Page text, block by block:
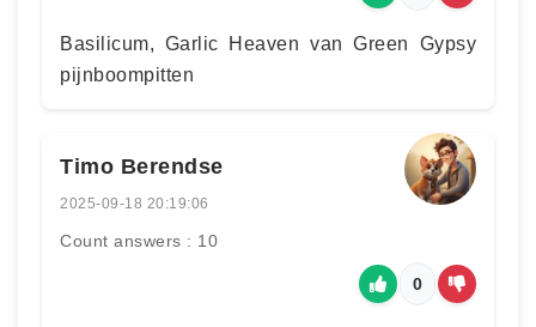
Basilicum, Garlic Heaven van Green Gypsy
pijnboompitten
Timo Berendse
2025-09-18 20:19:06
Count answers : 10
0